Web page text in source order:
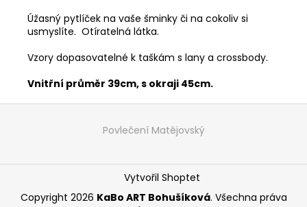
Úžasný pytlíček na vaše šminky či na cokoliv si
usmyslíte. Otíratelná látka.
Vzory dopasovatelné k taškám s lany a crossbody.
Vnitřní průměr 39cm, s okraji 45cm.
MAXI
ŠATY
NÁDECH
VÝDECH
599
Z
a
Povlečení Matějovský
Vytvořil Shoptet
Copyright 2026 KaBo ART Bohušíková. Všechna práva